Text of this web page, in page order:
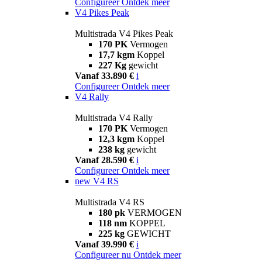
V4 Pikes Peak
Multistrada V4 Pikes Peak
170 PK Vermogen
17,7 kgm Koppel
227 Kg gewicht
Vanaf 33.890 € i
Configureer Ontdek meer
V4 Rally
Multistrada V4 Rally
170 PK Vermogen
12,3 kgm Koppel
238 kg gewicht
Vanaf 28.590 € i
Configureer Ontdek meer
new V4 RS
Multistrada V4 RS
180 pk VERMOGEN
118 nm KOPPEL
225 kg GEWICHT
Vanaf 39.990 € i
Configureer nu Ontdek meer